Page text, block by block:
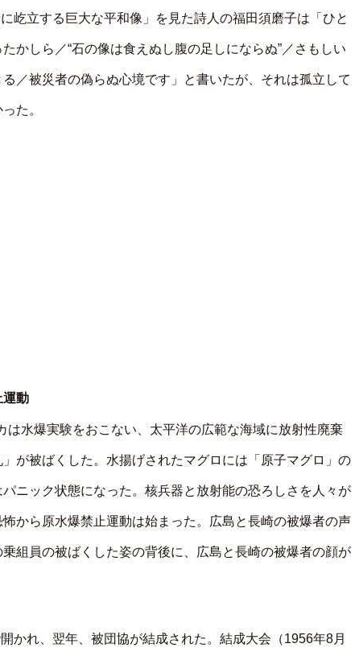
屹立する巨大な平和像」を見た詩人の福田須磨子は「ひと
かしら／“石の像は食えぬし腹の足しにならぬ”／さもしい
／被災者の偽らぬ心境です」と書いたが、それは孤立して
た。
運動
水爆実験をおこない、太平洋の広範な海域に放射性廃棄
が被ばくした。水揚げされたマグロには「原子マグロ」の
ニック状態になった。核兵器と放射能の恐ろしさを人々が
から原水爆禁止運動は始まった。広島と長崎の被爆者の声
組員の被ばくした姿の背後に、広島と長崎の被爆者の顔が
かれ、翌年、被団協が結成された。結成大会（1956年8月